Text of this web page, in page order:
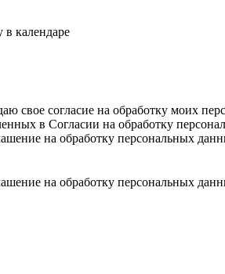
свое согласие на обработку моих
в Согласии на обработку
на обработку персональных
на обработку персональных